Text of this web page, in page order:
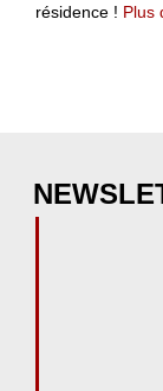
résidence ! Plus